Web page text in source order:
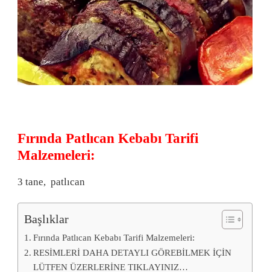
Fırında Patlıcan Kebabı Tarifi
Malzemeleri:
3 tane, patlıcan
Başlıklar
Fırında Patlıcan Kebabı Tarifi Malzemeleri:
RESİMLERİ DAHA DETAYLI GÖREBİLMEK İÇİN
LÜTFEN ÜZERLERİNE TIKLAYINIZ…